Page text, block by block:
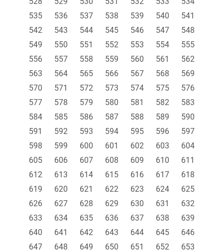
535
536 537 538 539 540
541
542
543 544 545 546 547
548
549
550 551 552 553 554
555
556
557 558 559 560 561
562
563
564 565 566 567 568
569
570
571 572 573 574 575
576
577
578 579 580 581 582
583
584
585 586 587 588 589
590
591
592 593 594 595 596
597
598
599 600 601 602 603
604
605
606 607 608 609 610
611
612
613 614 615 616 617
618
619
620 621 622 623 624
625
626
627 628 629 630 631
632
633
634 635 636 637 638
639
640
641 642 643 644 645
646
647
648 649 650 651 652
653